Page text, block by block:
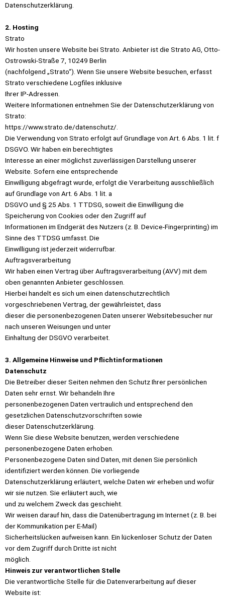
Datenschutzerklärung.
2. Hosting
Strato
Wir hosten unsere Website bei Strato. Anbieter ist die Strato AG, Otto-
Ostrowski-Straße 7, 10249 Berlin
(nachfolgend „Strato“). Wenn Sie unsere Website besuchen, erfasst
Strato verschiedene Logfiles inklusive
Ihrer IP-Adressen.
Weitere Informationen entnehmen Sie der Datenschutzerklärung von
Strato:
https://www.strato.de/datenschutz/.
Die Verwendung von Strato erfolgt auf Grundlage von Art. 6 Abs. 1 lit. f
DSGVO. Wir haben ein berechtigtes
Interesse an einer möglichst zuverlässigen Darstellung unserer
Website. Sofern eine entsprechende
Einwilligung abgefragt wurde, erfolgt die Verarbeitung ausschließlich
auf Grundlage von Art. 6 Abs. 1 lit. a
DSGVO und § 25 Abs. 1 TTDSG, soweit die Einwilligung die
Speicherung von Cookies oder den Zugriff auf
Informationen im Endgerät des Nutzers (z. B. Device-Fingerprinting) im
Sinne des TTDSG umfasst. Die
Einwilligung ist jederzeit widerrufbar.
Auftragsverarbeitung
Wir haben einen Vertrag über Auftragsverarbeitung (AVV) mit dem
oben genannten Anbieter geschlossen.
Hierbei handelt es sich um einen datenschutzrechtlich
vorgeschriebenen Vertrag, der gewährleistet, dass
dieser die personenbezogenen Daten unserer Websitebesucher nur
nach unseren Weisungen und unter
Einhaltung der DSGVO verarbeitet.
3. Allgemeine Hinweise und Pflichtinformationen
Datenschutz
Die Betreiber dieser Seiten nehmen den Schutz Ihrer persönlichen
Daten sehr ernst. Wir behandeln Ihre
personenbezogenen Daten vertraulich und entsprechend den
gesetzlichen Datenschutzvorschriften sowie
dieser Datenschutzerklärung.
Wenn Sie diese Website benutzen, werden verschiedene
personenbezogene Daten erhoben.
Personenbezogene Daten sind Daten, mit denen Sie persönlich
identifiziert werden können. Die vorliegende
Datenschutzerklärung erläutert, welche Daten wir erheben und wofür
wir sie nutzen. Sie erläutert auch, wie
und zu welchem Zweck das geschieht.
Wir weisen darauf hin, dass die Datenübertragung im Internet (z. B. bei
der Kommunikation per E-Mail)
Sicherheitslücken aufweisen kann. Ein lückenloser Schutz der Daten
vor dem Zugriff durch Dritte ist nicht
möglich.
Hinweis zur verantwortlichen Stelle
Die verantwortliche Stelle für die Datenverarbeitung auf dieser
Website ist: